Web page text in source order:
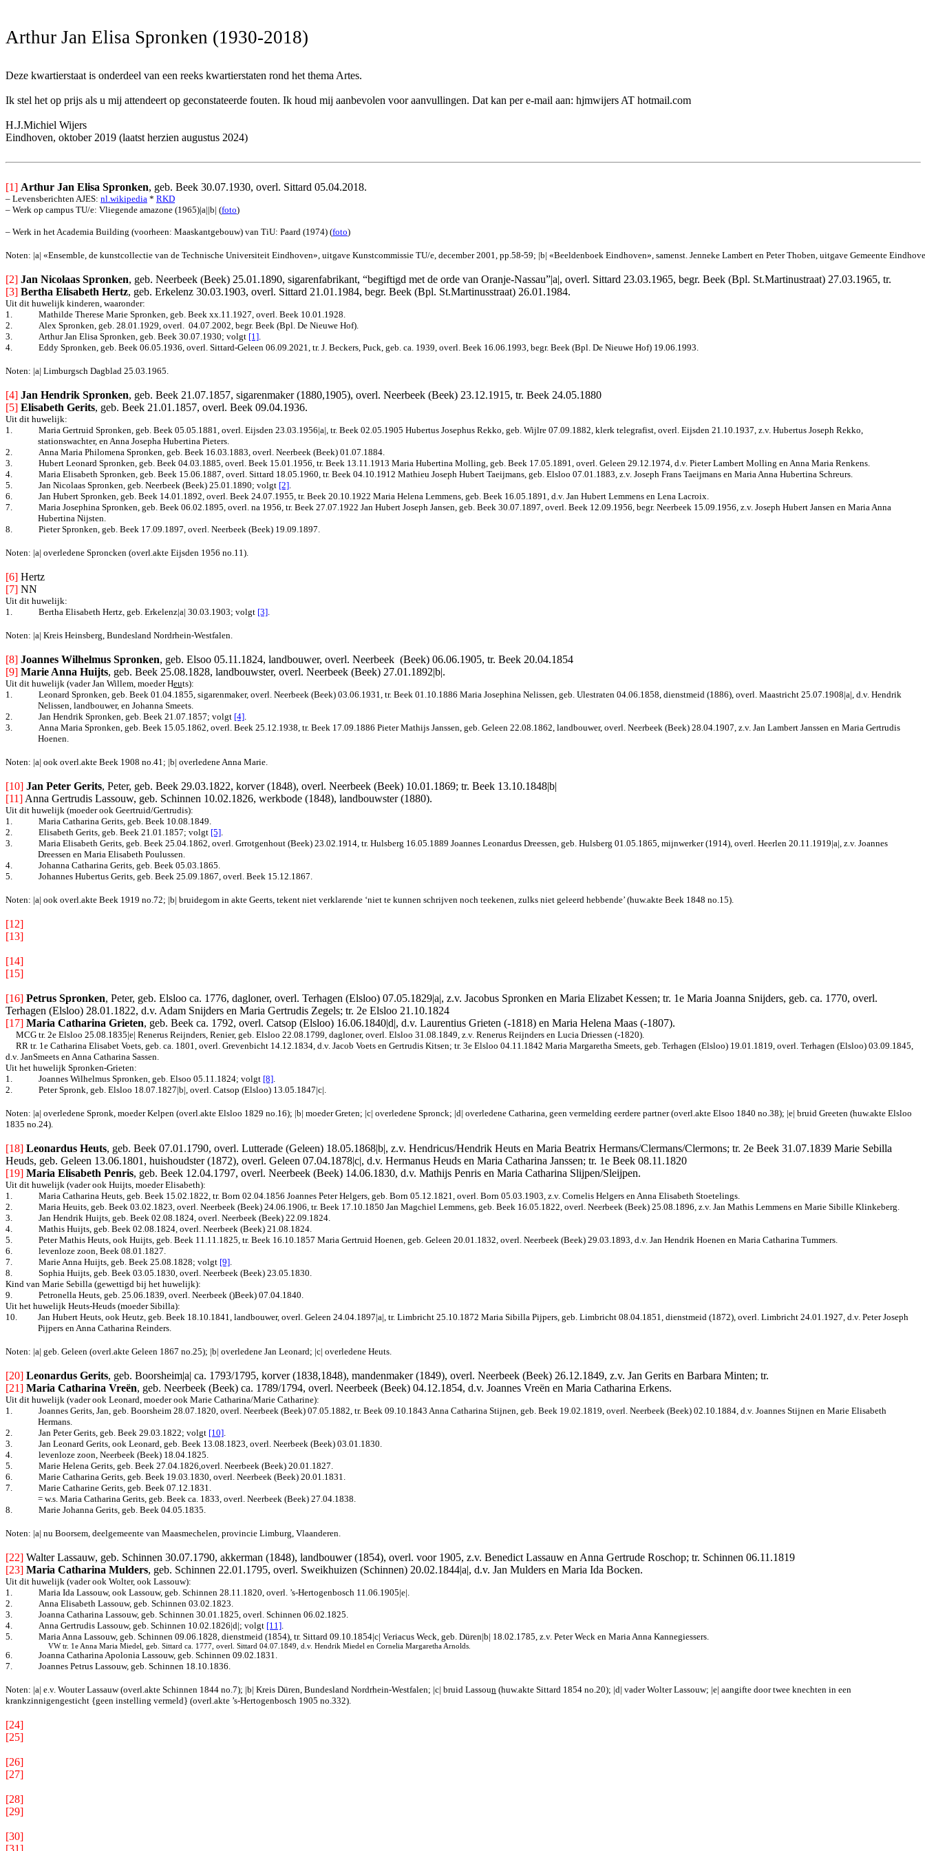
Arthur Jan Elisa Spronken (1930-2018)
Deze kwartierstaat is onderdeel van een reeks kwartierstaten rond het thema Artes.
Ik stel het op prijs als u mij attendeert op geconstateerde fouten. Ik houd mij aanbevolen voor aanvullingen. Dat kan per e-mail aan: hjmwijers AT hotmail.com
H.J.Michiel Wijers
Eindhoven, oktober 2019 (laatst herzien augustus 2024)
[1] Arthur Jan Elisa Spronken, geb. Beek 30.07.1930, overl. Sittard 05.04.2018.
– Levensberichten AJES: nl.wikipedia * RKD
– Werk op campus TU/e: Vliegende amazone (1965)|a||b| (foto)
– Werk in het Academia Building (voorheen: Maaskantgebouw) van TiU: Paard (1974) (foto)
Noten: |a| «Ensemble, de kunstcollectie van de Technische Universiteit Eindhoven», uitgave Kunstcommissie TU/e, december 2001, pp.58-59; |b| «Beeldenboek Eindhoven», samenst. Jenneke Lambert en Peter Thoben, uitgave Gemeente
[2] Jan Nicolaas Spronken, geb. Neerbeek (Beek) 25.01.1890, sigarenfabrikant, “begiftigd met de orde van Oranje-Nassau”|a|, overl. Sittard 23.03.1965, begr. Beek (Bpl. St.Martinustraat) 27.03.1965, tr.
[3] Bertha Elisabeth Hertz, geb. Erkelenz 30.03.1903, overl. Sittard 21.01.1984, begr. Beek (Bpl. St.Martinusstraat) 26.01.1984.
Uit dit huwelijk kinderen, waaronder:
1.
Mathilde Therese Marie Spronken, geb. Beek xx.11.1927, overl. Beek 10.01.1928.
2.
Alex Spronken, geb. 28.01.1929, overl. 04.07.2002, begr. Beek (Bpl. De Nieuwe Hof).
3.
Arthur Jan Elisa Spronken, geb. Beek 30.07.1930; volgt [1].
4.
Eddy Spronken, geb. Beek 06.05.1936, overl. Sittard-Geleen 06.09.2021, tr. J. Beckers, Puck, geb. ca. 1939, overl. Beek 16.06.1993, begr. Beek (Bpl. De Nieuwe Hof) 19.06.1993.
Noten: |a| Limburgsch Dagblad 25.03.1965.
[4] Jan Hendrik Spronken, geb. Beek 21.07.1857, sigarenmaker (1880,1905), overl. Neerbeek (Beek) 23.12.1915, tr. Beek 24.05.1880
[5] Elisabeth Gerits, geb. Beek 21.01.1857, overl. Beek 09.04.1936.
Uit dit huwelijk:
1.
Maria Gertruid Spronken, geb. Beek 05.05.1881, overl. Eijsden 23.03.1956|a|, tr. Beek 02.05.1905 Hubertus Josephus Rekko, geb. Wijlre 07.09.1882, klerk telegrafist, overl. Eijsden 21.10.1937, z.v. Hubertus Joseph Rekko,
stationswachter, en Anna Josepha Hubertina Pieters.
2.
Anna Maria Philomena Spronken, geb. Beek 16.03.1883, overl. Neerbeek (Beek) 01.07.1884.
3.
Hubert Leonard Spronken, geb. Beek 04.03.1885, overl. Beek 15.01.1956, tr. Beek 13.11.1913 Maria Hubertina Molling, geb. Beek 17.05.1891, overl. Geleen 29.12.1974, d.v. Pieter Lambert Molling en Anna Maria Renkens.
4.
Maria Elisabeth Spronken, geb. Beek 15.06.1887, overl. Sittard 18.05.1960, tr. Beek 04.10.1912 Mathieu Joseph Hubert Taeijmans, geb. Elsloo 07.01.1883, z.v. Joseph Frans Taeijmans en Maria Anna Hubertina Schreurs.
5.
Jan Nicolaas Spronken, geb. Neerbeek (Beek) 25.01.1890; volgt [2].
6.
Jan Hubert Spronken, geb. Beek 14.01.1892, overl. Beek 24.07.1955, tr. Beek 20.10.1922 Maria Helena Lemmens, geb. Beek 16.05.1891, d.v. Jan Hubert Lemmens en Lena Lacroix.
7.
Maria Josephina Spronken, geb. Beek 06.02.1895, overl. na 1956, tr. Beek 27.07.1922 Jan Hubert Joseph Jansen, geb. Beek 30.07.1897, overl. Beek 12.09.1956, begr. Neerbeek 15.09.1956, z.v. Joseph Hubert Jansen en Maria Anna
Hubertina Nijsten.
8.
Pieter Spronken, geb. Beek 17.09.1897, overl. Neerbeek (Beek) 19.09.1897.
Noten: |a| overledene Sproncken (overl.akte Eijsden 1956 no.11).
[6] Hertz
[7] NN
Uit dit huwelijk:
1.
Bertha Elisabeth Hertz, geb. Erkelenz|a| 30.03.1903; volgt [3].
Noten: |a| Kreis Heinsberg, Bundesland Nordrhein-Westfalen.
[8] Joannes Wilhelmus Spronken, geb. Elsoo 05.11.1824, landbouwer, overl. Neerbeek (Beek) 06.06.1905, tr. Beek 20.04.1854
[9] Marie Anna Huijts, geb. Beek 25.08.1828, landbouwster, overl. Neerbeek (Beek) 27.01.1892|b|.
Uit dit huwelijk (vader Jan Willem, moeder Heuts):
1.
Leonard Spronken, geb. Beek 01.04.1855, sigarenmaker, overl. Neerbeek (Beek) 03.06.1931, tr. Beek 01.10.1886 Maria Josephina Nelissen, geb. Ulestraten 04.06.1858, dienstmeid (1886), overl. Maastricht 25.07.1908|a|, d.v. Hendrik
Nelissen, landbouwer, en Johanna Smeets.
2.
Jan Hendrik Spronken, geb. Beek 21.07.1857; volgt [4].
3.
Anna Maria Spronken, geb. Beek 15.05.1862, overl. Beek 25.12.1938, tr. Beek 17.09.1886 Pieter Mathijs Janssen, geb. Geleen 22.08.1862, landbouwer, overl. Neerbeek (Beek) 28.04.1907, z.v. Jan Lambert Janssen en Maria Gertrudis
Hoenen.
Noten: |a| ook overl.akte Beek 1908 no.41; |b| overledene Anna Marie.
[10] Jan Peter Gerits, Peter, geb. Beek 29.03.1822, korver (1848), overl. Neerbeek (Beek) 10.01.1869; tr. Beek 13.10.1848|b|
[11] Anna Gertrudis Lassouw, geb. Schinnen 10.02.1826, werkbode (1848), landbouwster (1880).
Uit dit huwelijk (moeder ook Geertruid/Gertrudis):
1.
Maria Catharina Gerits, geb. Beek 10.08.1849.
2.
Elisabeth Gerits, geb. Beek 21.01.1857; volgt [5].
3.
Maria Elisabeth Gerits, geb. Beek 25.04.1862, overl. Grrotgenhout (Beek) 23.02.1914, tr. Hulsberg 16.05.1889 Joannes Leonardus Dreessen, geb. Hulsberg 01.05.1865, mijnwerker (1914), overl. Heerlen 20.11.1919|a|, z.v. Joannes
Dreessen en Maria Elisabeth Poulussen.
4.
Johanna Catharina Gerits, geb. Beek 05.03.1865.
5.
Johannes Hubertus Gerits, geb. Beek 25.09.1867, overl. Beek 15.12.1867.
Noten: |a| ook overl.akte Beek 1919 no.72; |b| bruidegom in akte Geerts, tekent niet verklarende ‘niet te kunnen schrijven noch teekenen, zulks niet geleerd hebbende’ (huw.akte Beek 1848 no.15).
[12]
[13]
[14]
[15]
[16] Petrus Spronken, Peter, geb. Elsloo ca. 1776, dagloner, overl. Terhagen (Elsloo) 07.05.1829|a|, z.v. Jacobus Spronken en Maria Elizabet Kessen; tr. 1e Maria Joanna Snijders, geb. ca. 1770, overl.
Terhagen (Elsloo) 28.01.1822, d.v. Adam Snijders en Maria Gertrudis Zegels; tr. 2e Elsloo 21.10.1824
[17] Maria Catharina Grieten, geb. Beek ca. 1792, overl. Catsop (Elsloo) 16.06.1840|d|, d.v. Laurentius Grieten (-1818) en Maria Helena Maas (-1807).
MCG tr. 2e Elsloo 25.08.1835|e| Renerus Reijnders, Renier, geb. Elsloo 22.08.1799, dagloner, overl. Elsloo 31.08.1849, z.v. Renerus Reijnders en Lucia Driessen (-1820).
RR tr. 1e Catharina Elisabet Voets, geb. ca. 1801, overl. Grevenbicht 14.12.1834, d.v. Jacob Voets en Gertrudis Kitsen; tr. 3e Elsloo 04.11.1842 Maria Margaretha Smeets, geb. Terhagen (Elsloo) 19.01.1819, overl. Terhagen (Elsloo) 03.09.1845,
d.v. JanSmeets en Anna Catharina Sassen.
Uit het huwelijk Spronken-Grieten:
1.
Joannes Wilhelmus Spronken, geb. Elsoo 05.11.1824; volgt [8].
2.
Peter Spronk, geb. Elsloo 18.07.1827|b|, overl. Catsop (Elsloo) 13.05.1847|c|.
Noten: |a| overledene Spronk, moeder Kelpen (overl.akte Elsloo 1829 no.16); |b| moeder Greten; |c| overledene Spronck; |d| overledene Catharina, geen vermelding eerdere partner (overl.akte Elsoo 1840 no.38); |e| bruid Greeten (huw.akte Elsloo
1835 no.24).
[18] Leonardus Heuts, geb. Beek 07.01.1790, overl. Lutterade (Geleen) 18.05.1868|b|, z.v. Hendricus/Hendrik Heuts en Maria Beatrix Hermans/Clermans/Clermons; tr. 2e Beek 31.07.1839 Marie Sebilla
Heuds, geb. Geleen 13.06.1801, huishoudster (1872), overl. Geleen 07.04.1878|c|, d.v. Hermanus Heuds en Maria Catharina Janssen; tr. 1e Beek 08.11.1820
[19] Maria Elisabeth Penris, geb. Beek 12.04.1797, overl. Neerbeek (Beek) 14.06.1830, d.v. Mathijs Penris en Maria Catharina Slijpen/Sleijpen.
Uit dit huwelijk (vader ook Huijts, moeder Elisabeth):
1.
Maria Catharina Heuts, geb. Beek 15.02.1822, tr. Born 02.04.1856 Joannes Peter Helgers, geb. Born 05.12.1821, overl. Born 05.03.1903, z.v. Cornelis Helgers en Anna Elisabeth Stoetelings.
2.
Maria Heuits, geb. Beek 03.02.1823, overl. Neerbeek (Beek) 24.06.1906, tr. Beek 17.10.1850 Jan Magchiel Lemmens, geb. Beek 16.05.1822, overl. Neerbeek (Beek) 25.08.1896, z.v. Jan Mathis Lemmens en Marie Sibille Klinkeberg.
3.
Jan Hendrik Huijts, geb. Beek 02.08.1824, overl. Neerbeek (Beek) 22.09.1824.
4.
Mathis Huijts, geb. Beek 02.08.1824, overl. Neerbeek (Beek) 21.08.1824.
5.
Peter Mathis Heuts, ook Huijts, geb. Beek 11.11.1825, tr. Beek 16.10.1857 Maria Gertruid Hoenen, geb. Geleen 20.01.1832, overl. Neerbeek (Beek) 29.03.1893, d.v. Jan Hendrik Hoenen en Maria Catharina Tummers.
6.
levenloze zoon, Beek 08.01.1827.
7.
Marie Anna Huijts, geb. Beek 25.08.1828; volgt [9].
8.
Sophia Huijts, geb. Beek 03.05.1830, overl. Neerbeek (Beek) 23.05.1830.
Kind van Marie Sebilla (gewettigd bij het huwelijk):
9.
Petronella Heuts, geb. 25.06.1839, overl. Neerbeek ()Beek) 07.04.1840.
Uit het huwelijk Heuts-Heuds (moeder Sibilla):
10.
Jan Hubert Heuts, ook Heutz, geb. Beek 18.10.1841, landbouwer, overl. Geleen 24.04.1897|a|, tr. Limbricht 25.10.1872 Maria Sibilla Pijpers, geb. Limbricht 08.04.1851, dienstmeid (1872), overl. Limbricht 24.01.1927, d.v. Peter Joseph
Pijpers en Anna Catharina Reinders.
Noten: |a| geb. Geleen (overl.akte Geleen 1867 no.25); |b| overledene Jan Leonard; |c| overledene Heuts.
[20] Leonardus Gerits, geb. Boorsheim|a| ca. 1793/1795, korver (1838,1848), mandenmaker (1849), overl. Neerbeek (Beek) 26.12.1849, z.v. Jan Gerits en Barbara Minten; tr.
[21] Maria Catharina Vreën, geb. Neerbeek (Beek) ca. 1789/1794, overl. Neerbeek (Beek) 04.12.1854, d.v. Joannes Vreën en Maria Catharina Erkens.
Uit dit huwelijk (vader ook Leonard, moeder ook Marie Catharina/Marie Catharine):
1.
Joannes Gerits, Jan, geb. Boorsheim 28.07.1820, overl. Neerbeek (Beek) 07.05.1882, tr. Beek 09.10.1843 Anna Catharina Stijnen, geb. Beek 19.02.1819, overl. Neerbeek (Beek) 02.10.1884, d.v. Joannes Stijnen en Marie Elisabeth
Hermans.
2.
Jan Peter Gerits, geb. Beek 29.03.1822; volgt [10].
3.
Jan Leonard Gerits, ook Leonard, geb. Beek 13.08.1823, overl. Neerbeek (Beek) 03.01.1830.
4.
levenloze zoon, Neerbeek (Beek) 18.04.1825.
5.
Marie Helena Gerits, geb. Beek 27.04.1826,overl. Neerbeek (Beek) 20.01.1827.
6.
Marie Catharina Gerits, geb. Beek 19.03.1830, overl. Neerbeek (Beek) 20.01.1831.
7.
Marie Catharine Gerits, geb. Beek 07.12.1831.
= w.s. Maria Catharina Gerits, geb. Beek ca. 1833, overl. Neerbeek (Beek) 27.04.1838.
8.
Marie Johanna Gerits, geb. Beek 04.05.1835.
Noten: |a| nu Boorsem, deelgemeente van Maasmechelen, provincie Limburg, Vlaanderen.
[22] Walter Lassauw, geb. Schinnen 30.07.1790, akkerman (1848), landbouwer (1854), overl. voor 1905, z.v. Benedict Lassauw en Anna Gertrude Roschop; tr. Schinnen 06.11.1819
[23] Maria Catharina Mulders, geb. Schinnen 22.01.1795, overl. Sweikhuizen (Schinnen) 20.02.1844|a|, d.v. Jan Mulders en Maria Ida Bocken.
Uit dit huwelijk (vader ook Wolter, ook Lassouw):
1.
Maria Ida Lassouw, ook Lassouw, geb. Schinnen 28.11.1820, overl. ’s-Hertogenbosch 11.06.1905|e|.
2.
Anna Elisabeth Lassouw, geb. Schinnen 03.02.1823.
3.
Joanna Catharina Lassouw, geb. Schinnen 30.01.1825, overl. Schinnen 06.02.1825.
4.
Anna Gertrudis Lassouw, geb. Schinnen 10.02.1826|d|; volgt [11].
5.
Maria Anna Lassouw, geb. Schinnen 09.06.1828, dienstmeid (1854), tr. Sittard 09.10.1854|c| Veriacus Weck, geb. Düren|b| 18.02.1785, z.v. Peter Weck en Maria Anna Kannegiessers.
VW tr. 1e Anna Maria Miedel, geb. Sittard ca. 1777, overl. Sittard 04.07.1849, d.v. Hendrik Miedel en Cornelia Margaretha Arnolds.
6.
Joanna Catharina Apolonia Lassouw, geb. Schinnen 09.02.1831.
7.
Joannes Petrus Lassouw, geb. Schinnen 18.10.1836.
Noten: |a| e.v. Wouter Lassauw (overl.akte Schinnen 1844 no.7); |b| Kreis Düren, Bundesland Nordrhein-Westfalen; |c| bruid Lassoun (huw.akte Sittard 1854 no.20); |d| vader Wolter Lassouw; |e| aangifte door twee knechten in een
krankzinnigengesticht {geen instelling vermeld} (overl.akte ’s-Hertogenbosch 1905 no.332).
[24]
[25]
[26]
[27]
[28]
[29]
[30]
[31]